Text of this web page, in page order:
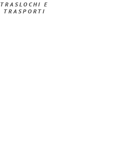
TRASLOCHI E
TRASPORTI​